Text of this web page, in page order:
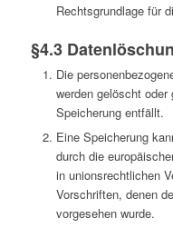
Rechtsgrundlage für
§4.3
Die
werden gelöscht
Speicherung entfällt.
Eine Speicherung
durch die
in unionsrechtlichen
Vorschriften, denen
vorgesehen wurde.